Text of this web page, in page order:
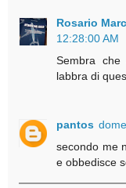
Rosario
12:28:00 AM
Sembra che
labbra di
pantos
secondo me
e obbedisce